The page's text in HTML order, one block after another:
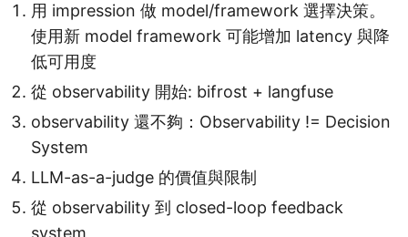
用 impression 做 model/framework 選擇決策。
使用新 model framework 可能增加 latency 與降
低可用度
從 observability 開始: bifrost + langfuse
observability 還不夠：Observability != Decision
System
LLM-as-a-judge 的價值與限制
從 observability 到 closed-loop feedback